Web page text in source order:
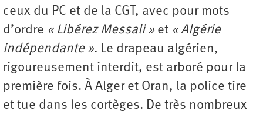
ceux du PC et de la CGT, avec pour mots
d’ordre « Libérez Messali » et « Algérie
indépendante ». Le drapeau algérien,
rigoureusement interdit, est arboré pour la
première fois. À Alger et Oran, la police tire
et tue dans les cortèges. De très nombreux